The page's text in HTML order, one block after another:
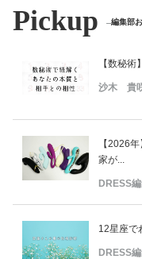
Pickup 編集部
【数秘
沙木 貴
【2026
家が...
DRESS
12星座で
DRESS